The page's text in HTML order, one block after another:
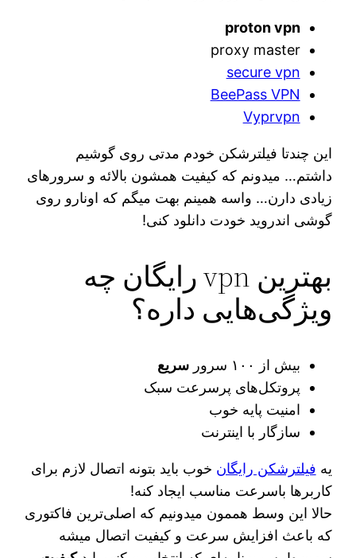
proton vpn
proxy master
secure vpn
BeePass VPN
Vyprvpn
این چندتا فیلترشکن خودم مدتی روی گوشیم
داشتم… میدونم که کیفیت همشون بالائه و سرورهای
زیادی دارن… واسه همینم بهت میگم که اونارو روی
گوشی اندروید خودت دانلود کنی!
بهترین vpn رایگان چه
ویژگی‌هایی داره؟
بیش از ۱۰۰ سرور
سریع
پروتکل‌های پرسرعت سبک
امنیت پایه خوب
سازگار با اینترنت
یه فیلترشکن رایگان خوب باید بتونه اتصال لازم برای
کاربرها باسرعت مناسب ایجاد کنه!
حالا این وسط هممون میدونیم که اصلی‌ترین فاکتوری
که باعث افزایش سرعت و کیفیت اتصال میشه